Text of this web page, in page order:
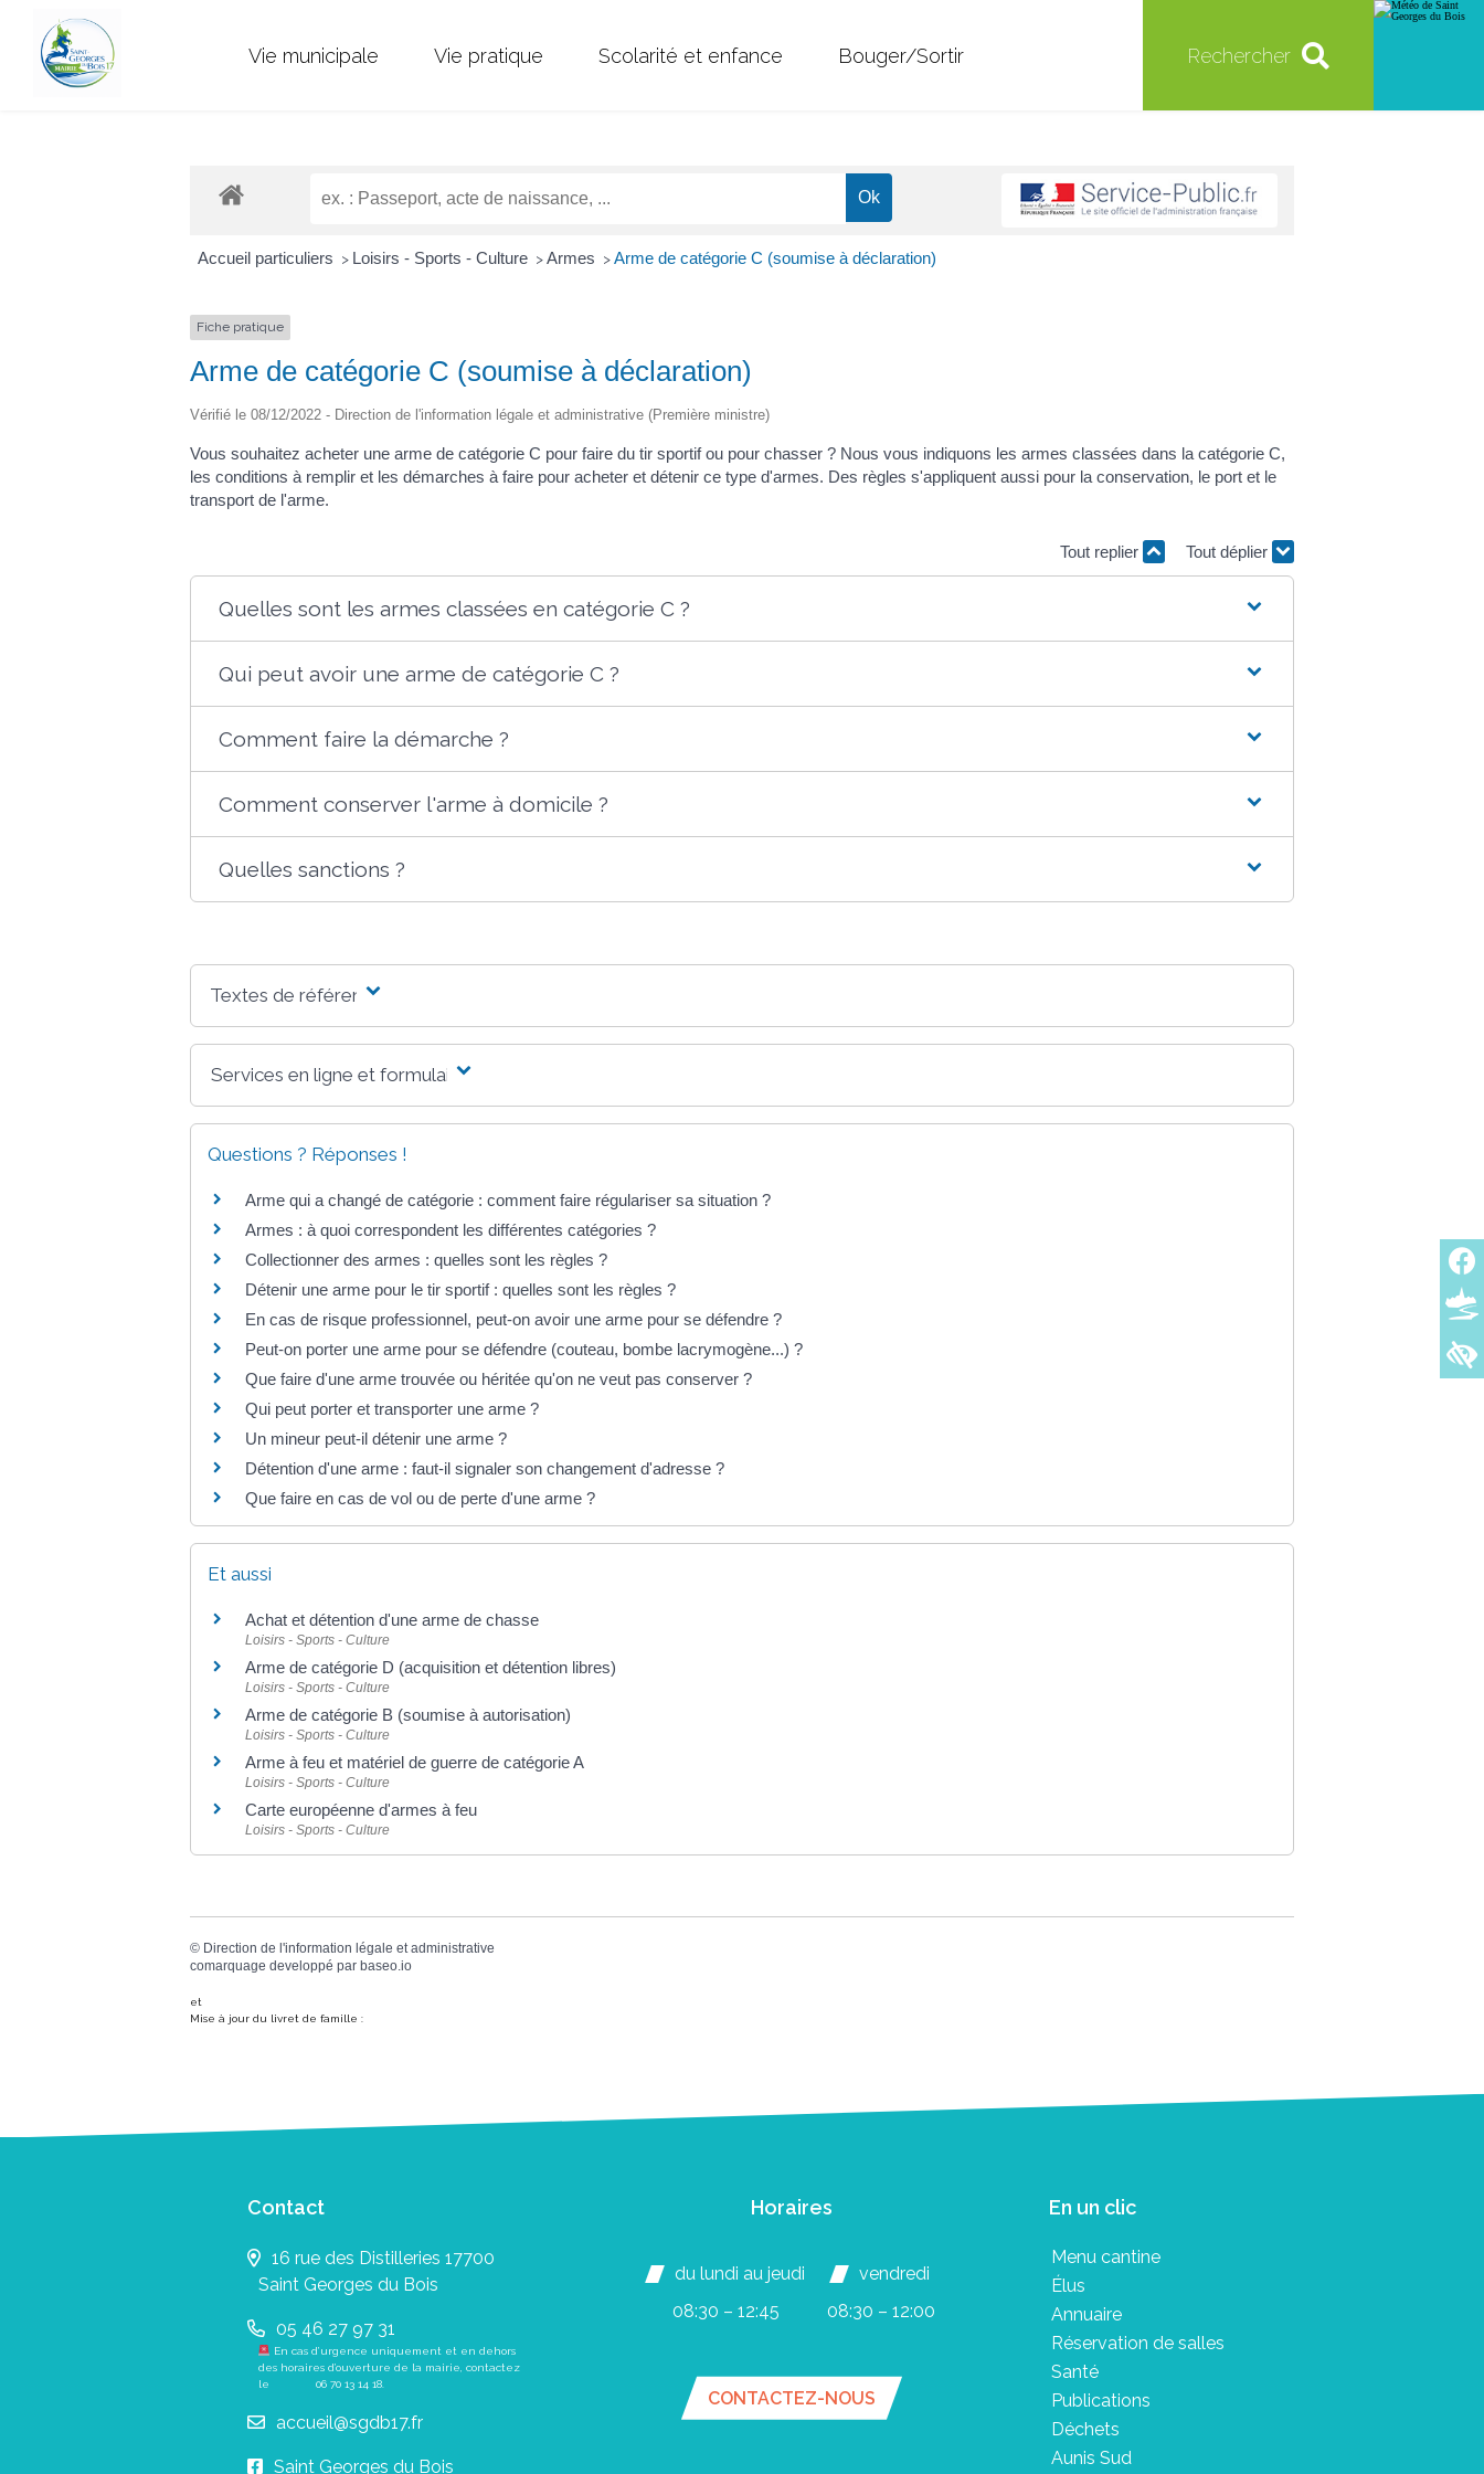
Vie municipale Vie pratique Scolarité et enfance Bouger/Sortir Rechercher
Accueil particuliers > Loisirs - Sports - Culture > Armes > Arme de catégorie C (soumise à déclaration)
Fiche pratique
Arme de catégorie C (soumise à déclaration)
Vérifié le 08/12/2022 - Direction de l'information légale et administrative (Première ministre)
Vous souhaitez acheter une arme de catégorie C pour faire du tir sportif ou pour chasser ? Nous vous indiquons les armes classées dans la catégorie C,
les conditions à remplir et les démarches à faire pour acheter et détenir ce type d'armes. Des règles s'appliquent aussi pour la conservation, le port et le
transport de l'arme.
Tout replier Tout déplier
Quelles sont les armes classées en catégorie C ?
Qui peut avoir une arme de catégorie C ?
Comment faire la démarche ?
Comment conserver l'arme à domicile ?
Quelles sanctions ?
Textes de référence
Services en ligne et formulaires
Questions ? Réponses !
Arme qui a changé de catégorie : comment faire régulariser sa situation ?
Armes : à quoi correspondent les différentes catégories ?
Collectionner des armes : quelles sont les règles ?
Détenir une arme pour le tir sportif : quelles sont les règles ?
En cas de risque professionnel, peut-on avoir une arme pour se défendre ?
Peut-on porter une arme pour se défendre (couteau, bombe lacrymogène...) ?
Que faire d'une arme trouvée ou héritée qu'on ne veut pas conserver ?
Qui peut porter et transporter une arme ?
Un mineur peut-il détenir une arme ?
Détention d'une arme : faut-il signaler son changement d'adresse ?
Que faire en cas de vol ou de perte d'une arme ?
Et aussi
Achat et détention d'une arme de chasse
Loisirs - Sports - Culture
Arme de catégorie D (acquisition et détention libres)
Loisirs - Sports - Culture
Arme de catégorie B (soumise à autorisation)
Loisirs - Sports - Culture
Arme à feu et matériel de guerre de catégorie A
Loisirs - Sports - Culture
Carte européenne d'armes à feu
Loisirs - Sports - Culture
© Direction de l'information légale et administrative
comarquage developpé par baseo.io
et
Mise à jour du livret de famille :
Contact
16 rue des Distilleries 17700
Saint Georges du Bois
05 46 27 97 31
En cas d’urgence uniquement et en dehors
des horaires d’ouverture de la mairie, contactez
le 06 70 13 14 18.
accueil@sgdb17.fr
Saint Georges du Bois
Horaires
du lundi au jeudi
08:30 – 12:45
vendredi
08:30 – 12:00
CONTACTEZ-NOUS
En un clic
Menu cantine
Élus
Annuaire
Réservation de salles
Santé
Publications
Déchets
Aunis Sud